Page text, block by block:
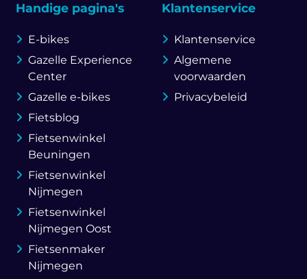
Handige pagina's
E-bikes
Gazelle Experience
Center
Gazelle e-bikes
Fietsblog
Fietsenwinkel
Beuningen
Fietsenwinkel
Nijmegen
Fietsenwinkel
Nijmegen Oost
Fietsenmaker
Nijmegen
Klantenservice
Klantenservice
Algemene
voorwaarden
Privacybeleid